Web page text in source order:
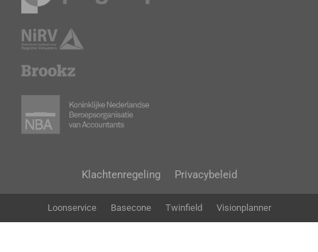
Klachtenregeling Privacybeleid
Loonservice Basecone Twinfield Visionplanner